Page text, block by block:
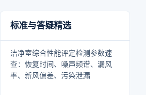
标准与答疑精选
洁净室综合性能评定检测参数速
查：恢复时间、噪声频谱、漏风
率、新风偏差、污染泄漏